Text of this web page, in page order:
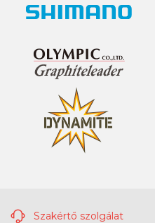
Szakértő szolgálat